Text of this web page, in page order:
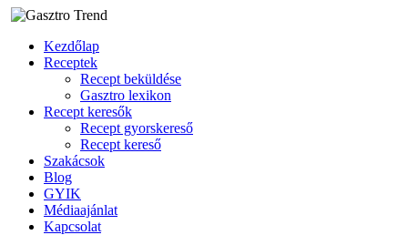
Kezdőlap
Receptek
Recept beküldése
Gasztro lexikon
Recept keresők
Recept gyorskereső
Recept kereső
Szakácsok
Blog
GYIK
Médiaajánlat
Kapcsolat